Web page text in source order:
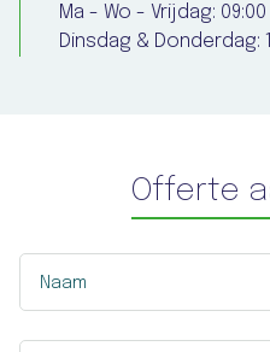
Ma - Wo - Vrijdag: 09:00
Dinsdag & Donderdag:
Offerte
Naam